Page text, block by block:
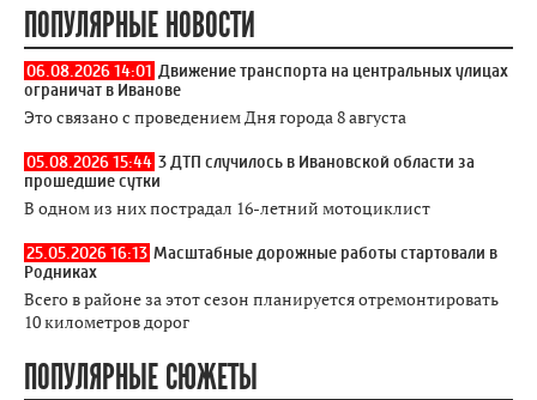
ПОПУЛЯРНЫЕ НОВОСТИ
06.08.2026 14:01 Движение транспорта на центральных улицах
ограничат в Иванове
Это связано с проведением Дня города 8 августа
05.08.2026 15:44 3 ДТП случилось в Ивановской области за
прошедшие сутки
В одном из них пострадал 16-летний мотоциклист
25.05.2026 16:13 Масштабные дорожные работы стартовали в
Родниках
Всего в районе за этот сезон планируется отремонтировать
10 километров дорог
ПОПУЛЯРНЫЕ СЮЖЕТЫ